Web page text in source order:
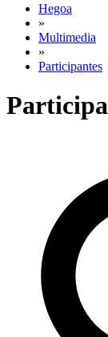
Hegoa
»
Multimedia
»
Participantes